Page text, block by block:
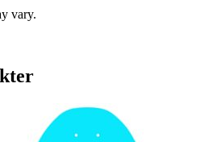
vary.